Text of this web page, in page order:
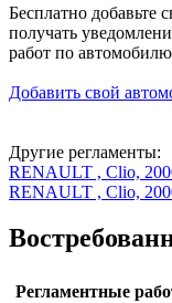
Бесплатно добавьте
получать
работ по
Добавить свой
Другие регламенты:
RENAULT , Clio,
RENAULT , Clio,
Регламентные